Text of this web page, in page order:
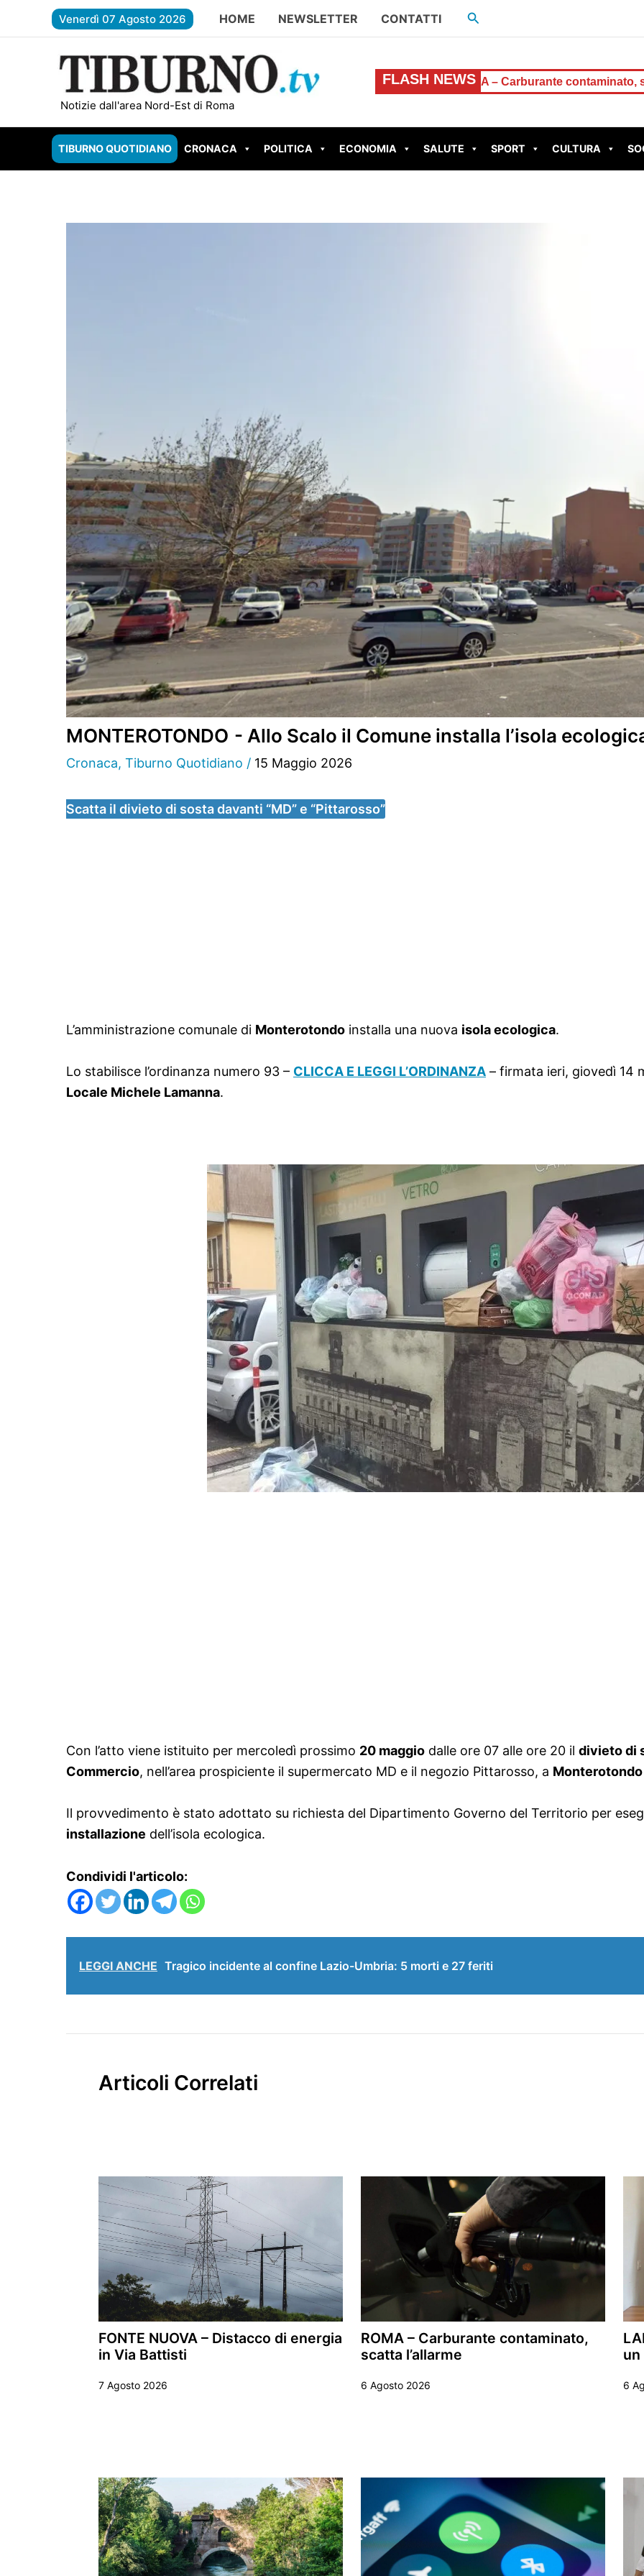
Venerdì 07 Agosto 2026 HOME NEWSLETTER CONTATTI Cerca
Notizie dall'area Nord-Est di Roma
FLASH NEWS
FONTE NUOVA – Distacco di energia in Via Battisti ROMA – Carburante contaminato, scatta l’allarme
TIBURNO QUOTIDIANO CRONACA POLITICA ECONOMIA SALUTE SPORT CULTURA
MONTEROTONDO - Allo Scalo il Comune installa l’isola
Cronaca, Tiburno Quotidiano / 15 Maggio 2026
Scatta il divieto di sosta davanti “MD” e “Pittarosso”
L’amministrazione comunale di Monterotondo installa una nuova isola ecologica.
Lo stabilisce l’ordinanza numero 93 – CLICCA E LEGGI L’ORDINANZA – firmata ieri, giovedì 14
Locale Michele Lamanna.
Con l’atto viene istituito per mercoledì prossimo 20 maggio dalle ore 07 alle ore 20 il divieto di
Commercio, nell’area prospiciente il supermercato MD e il negozio Pittarosso, a
Il provvedimento è stato adottato su richiesta del Dipartimento Governo del Territorio per
installazione dell’isola ecologica.
Condividi l'articolo:
LEGGI ANCHE Tragico incidente al confine Lazio-Umbria: 5 morti e 27 feriti
Articoli Correlati
FONTE NUOVA – Distacco di energia
in Via Battisti
7 Agosto 2026
ROMA – Carburante contaminato,
scatta l’allarme
6 Agosto 2026 6